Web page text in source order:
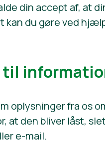
din accept af, at
kan du gøre ved
til
oplysninger fra os
at den bliver låst,
e-mail.